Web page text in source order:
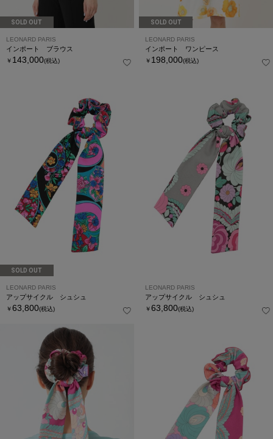
SOLD OUT
LEONARD PARIS
インポート ブラウス
￥ 143,000(税込)
SOLD OUT
LEONARD PARIS
インポート ワンピース
￥ 198,000(税込)
SOLD OUT
LEONARD PARIS
アップサイクル シュシュ
￥63,800(税込)
LEONARD PARIS
アップサイクル シュシュ
￥63,800(税込)